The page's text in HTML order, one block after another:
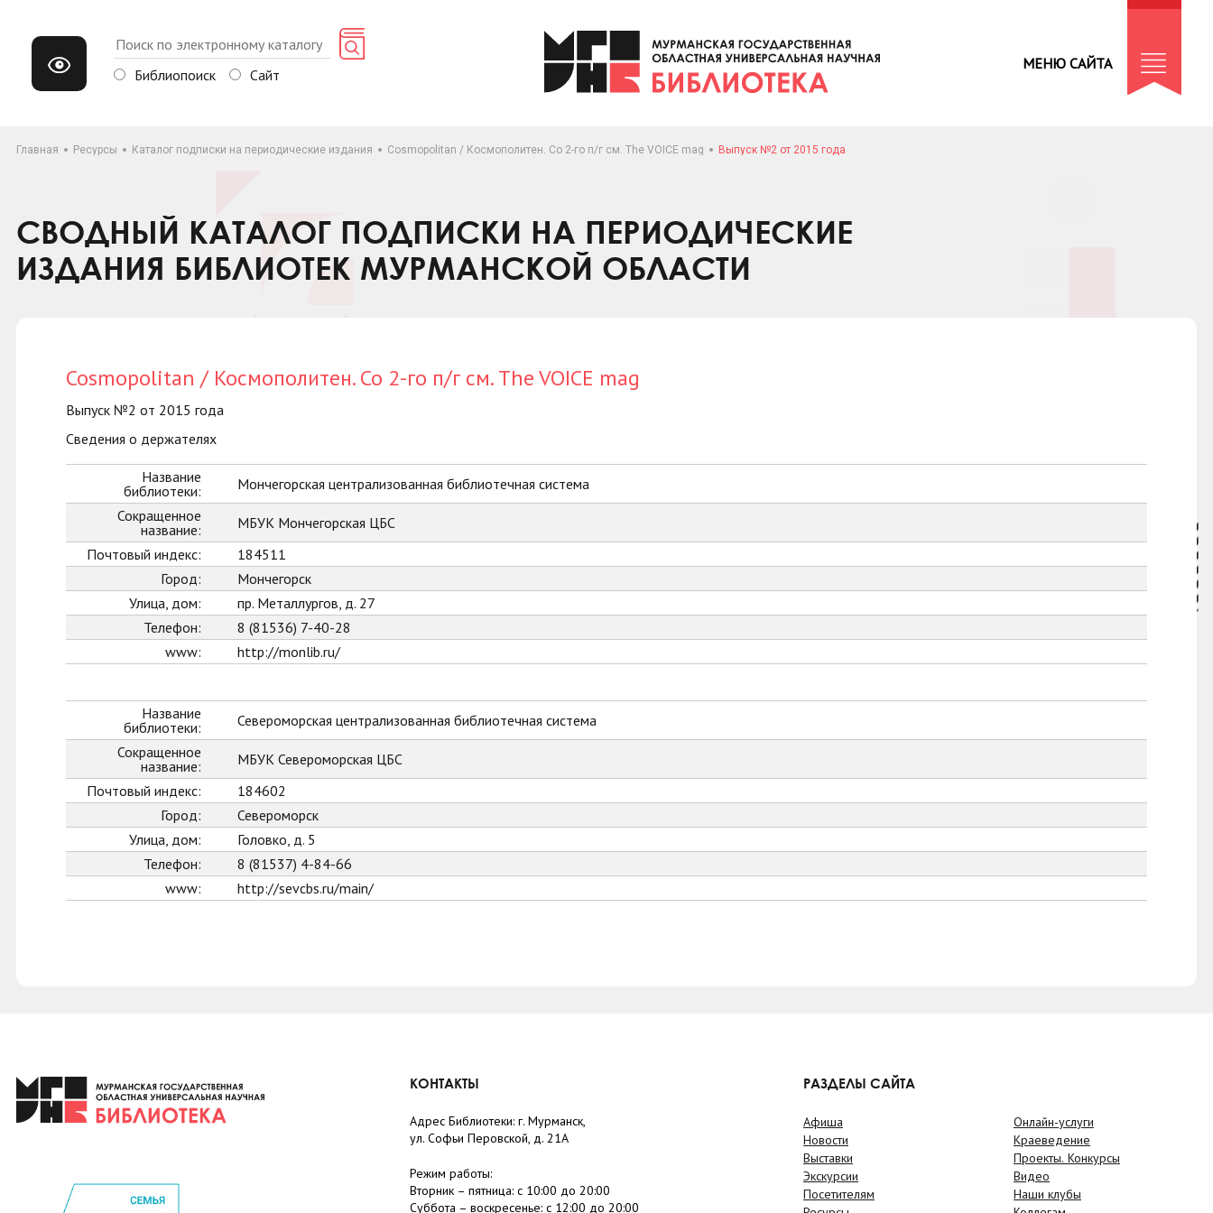
Библиопоиск Сайт
МЕНЮ САЙТА
Главная Ресурсы Каталог подписки на периодические издания Cosmopolitan / Космополитен. Со 2-го п/г см. The VOICE mag Выпуск №2 от 2015 года
СВОДНЫЙ КАТАЛОГ ПОДПИСКИ НА ПЕРИОДИЧЕСКИЕ
ИЗДАНИЯ БИБЛИОТЕК МУРМАНСКОЙ ОБЛАСТИ
Cosmopolitan / Космополитен. Со 2-го п/г см. The VOICE mag
Выпуск №2 от 2015 года
Сведения о держателях
Название
библиотеки:
Мончегорская централизованная библиотечная система
Сокращенное
название:
МБУК Мончегорская ЦБС
Почтовый индекс:
184511
Город:
Мончегорск
Улица, дом:
пр. Металлургов, д. 27
Телефон:
8 (81536) 7-40-28
www:
http://monlib.ru/
Название
библиотеки:
Североморская централизованная библиотечная система
Сокращенное
название:
МБУК Североморская ЦБС
Почтовый индекс:
184602
Город:
Североморск
Улица, дом:
Головко, д. 5
Телефон:
8 (81537) 4-84-66
www:
http://sevcbs.ru/main/
КОНТАКТЫ
Адрес Библиотеки: г. Мурманск,
ул. Софьи Перовской, д. 21А
Режим работы:
Вторник – пятница: с 10:00 до 20:00
Суббота – воскресенье: c 12:00 до 20:00
РАЗДЕЛЫ САЙТА
Афиша
Новости
Выставки
Экскурсии
Посетителям
Онлайн-услуги
Краеведение
Проекты. Конкурсы
Видео
Наши клубы